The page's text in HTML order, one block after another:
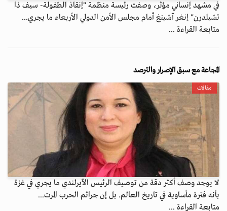
في مشهد إنساني مؤثر، وصفت رئيسة منظمة "إنقاذ الطفولة- سيف ذا
تشيلدرن" إنغر آشينغ أمام مجلس الأمن الدولي الأربعاء ما يجري...
متابعة القراءة ...
المجاعة مع سبق الإصرار والترصد
مقالات
لا يوجد وصف أكثر دقة من توصيف الرئيس الآيرلندي ما يجري في غزة
بأنه فترة مأساوية في تاريخ العالم. بل إن جرائم الحرب المرت...
متابعة القراءة ...